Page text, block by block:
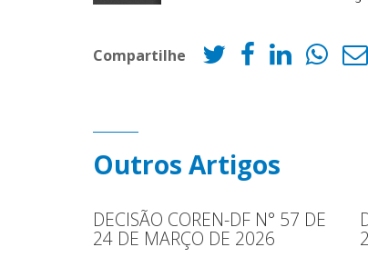
Compartilhe
Outros Artigos
DECISÃO COREN-DF N° 57 DE
24 DE MARÇO DE 2026